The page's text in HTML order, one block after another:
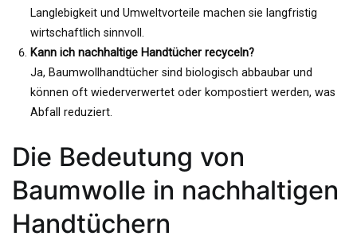
Langlebigkeit und Umweltvorteile machen sie langfristig
wirtschaftlich sinnvoll.
Kann ich nachhaltige Handtücher recyceln?
Ja, Baumwollhandtücher sind biologisch abbaubar und
können oft wiederverwertet oder kompostiert werden, was
Abfall reduziert.
Die Bedeutung von
Baumwolle in nachhaltigen
Handtüchern